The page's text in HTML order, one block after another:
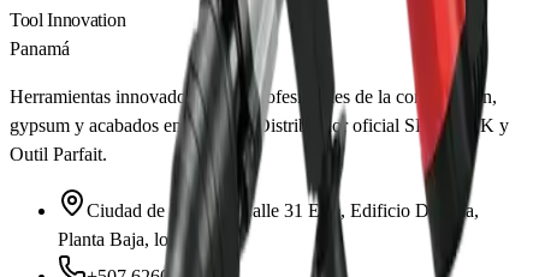
Tool Innovation
Panamá
Herramientas innovadoras para profesionales de la construcción,
gypsum y acabados en Panamá. Distribuidor oficial SPIT, DCK y
Outil Parfait.
Ciudad de Panamá, Calle 31 Este, Edificio Daniela,
Planta Baja, local 1